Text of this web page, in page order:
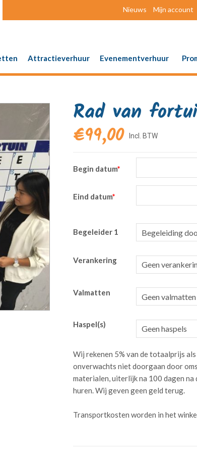
Nieuws Mijn account
Attractieverhuur Evenementverhuur
Rad van
€99,00
Begin datum*
Eind datum*
Begeleider 1
Verankering
Valmatten
Haspel(s)
Wij rekenen 5% van de totaalprijs
onverwachts niet doorgaan door
materialen, uiterlijk na 100 dagen na
huren. Wij geven geen geld terug.
Transportkosten worden in het